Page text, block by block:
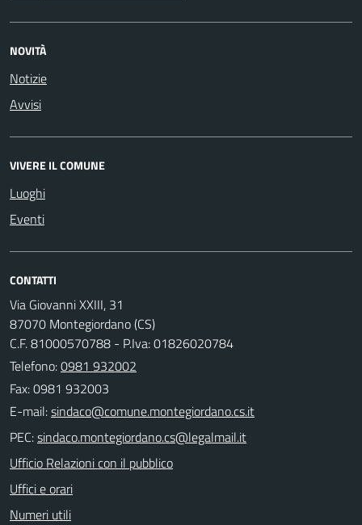
NOVITÀ
Notizie
Avvisi
VIVERE IL COMUNE
Luoghi
Eventi
CONTATTI
Via Giovanni XXIII, 31
87070 Montegiordano (CS)
C.F. 81000570788 - P.Iva: 01826020784
Telefono:0981 932002
Fax: 0981 932003
E-mail:
PEC:
Ufficio Relazioni con il pubblico
Uffici e orari
Numeri utili